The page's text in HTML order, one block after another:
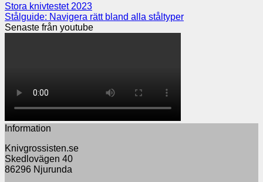
Stora knivtestet 2023
Stålguide: Navigera rätt bland alla ståltyper
Senaste från youtube
Information
Knivgrossisten.se
Skedlovägen 40
86296 Njurunda